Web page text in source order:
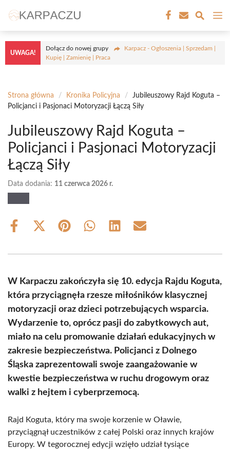
treści
UWAGA!
Dołącz do nowej grupy
Karpacz - Ogłoszenia | Sprzedam |
Kupię | Zamienię | Praca
Strona główna / Kronika Policyjna /
Jubileuszowy Rajd Koguta –
Policjanci i Pasjonaci Motoryzacji Łączą Siły
Jubileuszowy Rajd Koguta –
Policjanci i Pasjonaci Motoryzacji
Łączą Siły
Data dodania: 11 czerwca 2026 r.
Share
Share
(Twitter)
Share Share Share Share
W Karpaczu zakończyła się 10. edycja Rajdu Koguta,
która przyciągnęła rzesze miłośników klasycznej
motoryzacji oraz dzieci potrzebujących wsparcia.
Wydarzenie to, oprócz pasji do zabytkowych aut,
miało na celu promowanie działań edukacyjnych w
zakresie bezpieczeństwa. Policjanci z Dolnego
Śląska zaprezentowali swoje zaangażowanie w
kwestie bezpieczeństwa w ruchu drogowym oraz
walki z hejtem i cyberprzemocą.
Rajd Koguta, który ma swoje korzenie w Oławie,
przyciągnął uczestników z całej Polski oraz innych krajów
Europy. W tegorocznej edycji wzięło udział tysiące